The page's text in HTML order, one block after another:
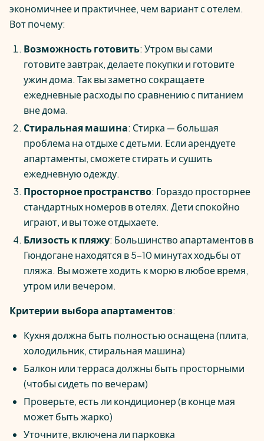
экономичнее и практичнее, чем вариант с отелем.
Вот почему:
Возможность готовить: Утром вы сами
готовите завтрак, делаете покупки и готовите
ужин дома. Так вы заметно сокращаете
ежедневные расходы по сравнению с питанием
вне дома.
Стиральная машина: Стирка — большая
проблема на отдыхе с детьми. Если арендуете
апартаменты, сможете стирать и сушить
ежедневную одежду.
Просторное пространство: Гораздо просторнее
стандартных номеров в отелях. Дети спокойно
играют, и вы тоже отдыхаете.
Близость к пляжу: Большинство апартаментов в
Гюндогане находятся в 5–10 минутах ходьбы от
пляжа. Вы можете ходить к морю в любое время,
утром или вечером.
Критерии выбора апартаментов:
Кухня должна быть полностью оснащена (плита,
холодильник, стиральная машина)
Балкон или терраса должны быть просторными
(чтобы сидеть по вечерам)
Проверьте, есть ли кондиционер (в конце мая
может быть жарко)
Уточните, включена ли парковка